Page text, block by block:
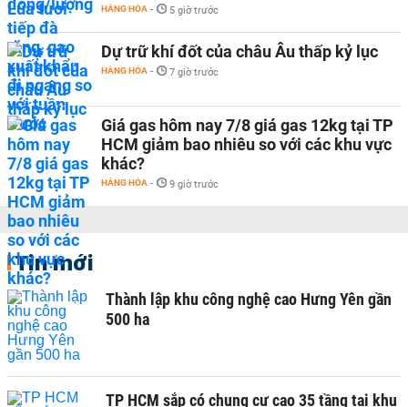
HÀNG HÓA - 5 giờ trước
Dự trữ khí đốt của châu Âu thấp kỷ lục
HÀNG HÓA - 7 giờ trước
Giá gas hôm nay 7/8 giá gas 12kg tại TP
HCM giảm bao nhiêu so với các khu vực
khác?
HÀNG HÓA - 9 giờ trước
Tin mới
Thành lập khu công nghệ cao Hưng Yên gần
500 ha
TP HCM sắp có chung cư cao 35 tầng tại khu